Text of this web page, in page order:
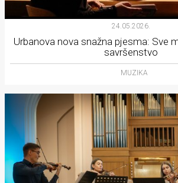
24.05.2026.
Urbanova nova snažna pjesma: Sve
savršenstvo
MUZIKA